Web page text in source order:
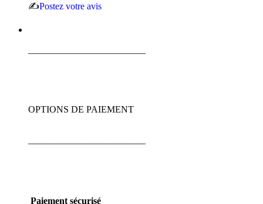
✍️Postez votre avis
OPTIONS DE PAIEMENT
Paiement sécurisé